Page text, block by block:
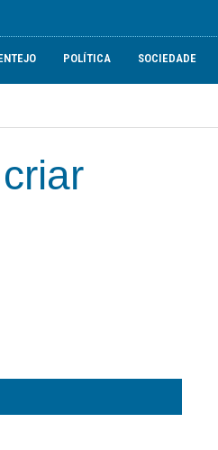
POLÍTICA SOCIEDADE